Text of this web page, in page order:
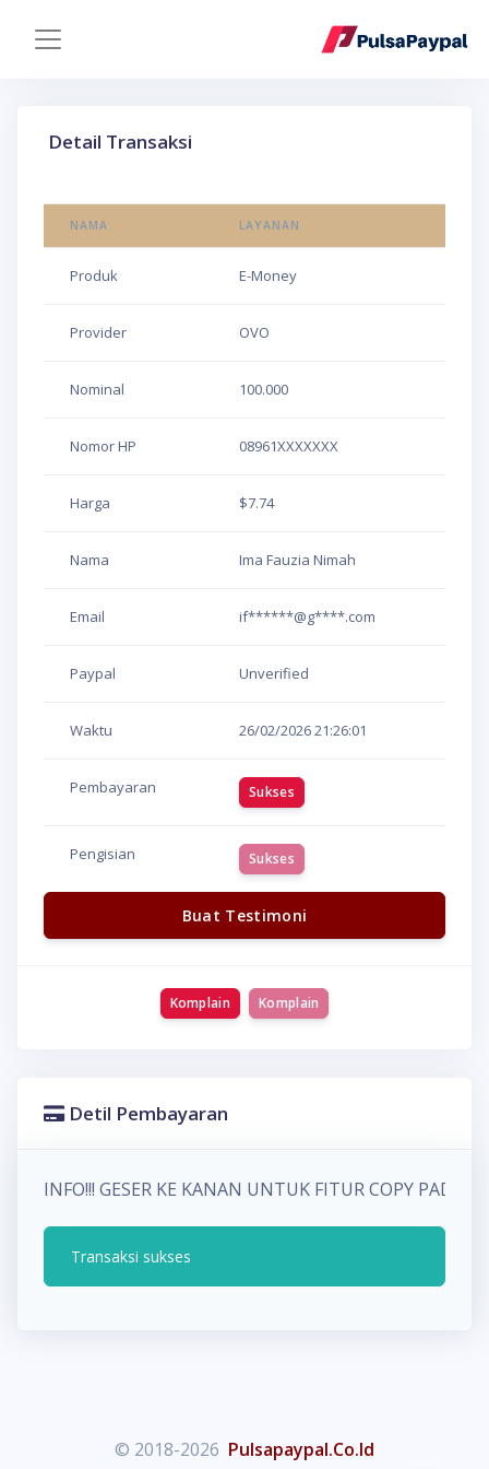
Detail Transaksi
NAMA LAYANAN
Produk E-Money
Provider OVO
Nominal 100.000
Nomor HP 08961XXXXXXX
Harga $7.74
Nama Ima Fauzia Nimah
Email if******@g****.com
Paypal Unverified
Waktu 26/02/202621:26:01
Pembayaran Sukses
Pengisian Sukses
Buat Testimoni
Komplain Komplain
Detil Pembayaran
INFO!!! GESER KE KANAN UNTUK FITUR COPY PADA
Transaksi sukses
© 2018-2026 Pulsapaypal.Co.Id